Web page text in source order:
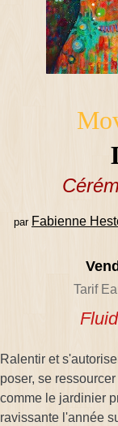
par Fabienne
Tarif
Ralentir et
poser, se
comme le jardinier
ravissante l'année